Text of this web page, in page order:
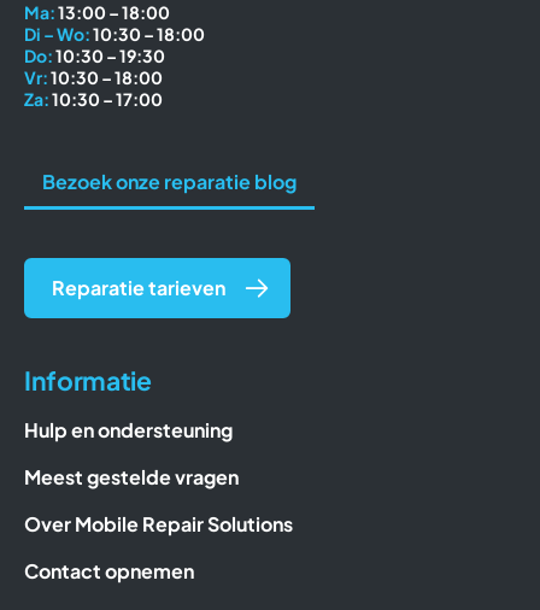
Ma:13:00 – 18:00
Di – Wo:10:30 – 18:00
Do:10:30 – 19:30
Vr:10:30 – 18:00
Za:10:30 – 17:00
Informatie
Hulp en ondersteuning
Meest gestelde vragen
Over Mobile Repair Solutions
Contact opnemen
Bezoek onze reparatie blog
Reparatie tarieven